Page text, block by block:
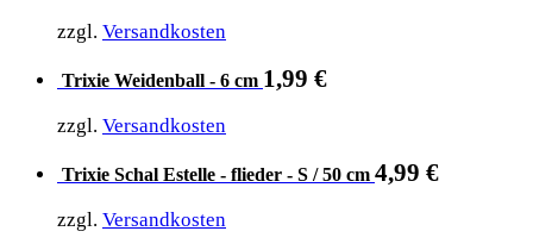
zzgl. Versandkosten
Trixie Weidenball - 6 cm 1,99 €
zzgl. Versandkosten
Trixie Schal Estelle - flieder - S / 50 cm 4,99 €
zzgl. Versandkosten